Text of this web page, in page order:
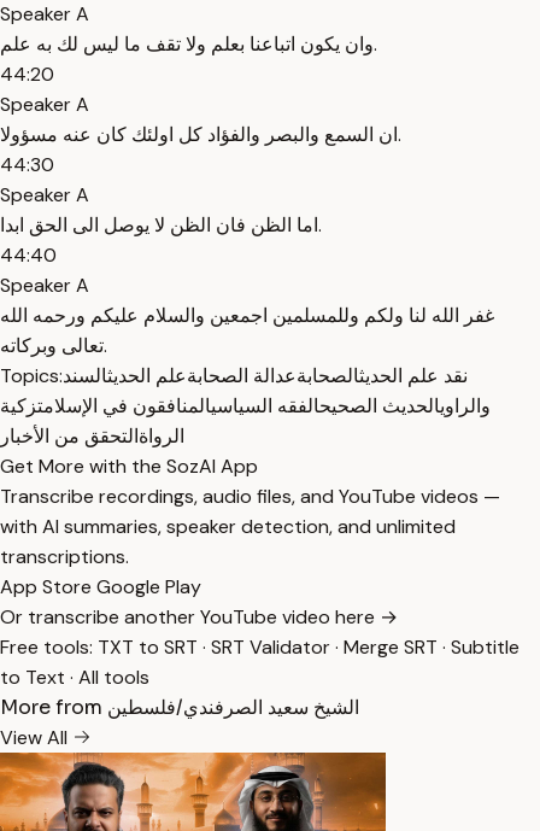
Speaker A
وان يكون اتباعنا بعلم ولا تقف ما ليس لك به علم.
44:20
Speaker A
ان السمع والبصر والفؤاد كل اولئك كان عنه مسؤولا.
44:30
Speaker A
اما الظن فان الظن لا يوصل الى الحق ابدا.
44:40
Speaker A
غفر الله لنا ولكم وللمسلمين اجمعين والسلام عليكم ورحمه الله
تعالى وبركاته.
Topics:
نقد علم الحديثالصحابةعدالة الصحابةعلم الحديثالسند
والراويالحديث الصحيحالفقه السياسيالمنافقون في الإسلامتزكية
الرواةالتحقق من الأخبار
Get More with the SozAI App
Transcribe recordings, audio files, and YouTube videos —
with AI summaries, speaker detection, and unlimited
transcriptions.
App Store Google Play
Or transcribe another YouTube video here →
Free tools: TXT to SRT · SRT Validator· Merge SRT · Subtitle
to Text · All tools
More from الشيخ سعيد الصرفندي/فلسطين
View All